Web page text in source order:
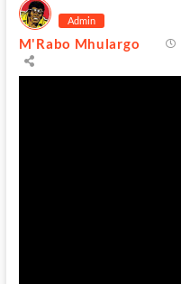
Admin
M'Rabo Mhulargo